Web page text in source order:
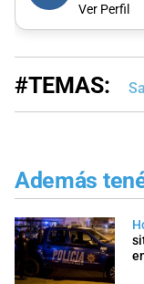
Ver Perfil
#TEMAS:
Además